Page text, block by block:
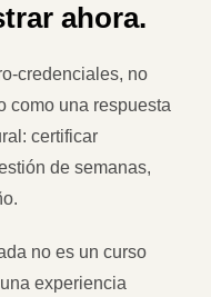
ahora.
credenciales, no
como una respuesta
certificar
de semanas,
no es un curso
experiencia